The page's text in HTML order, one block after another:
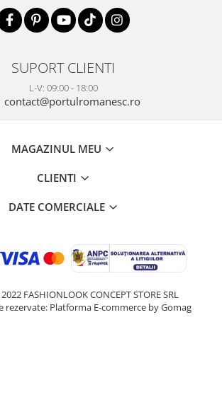
SUPORT CLIENTI
L-V: 09:00 - 18:00
contact@portulromanesc.ro
MAGAZINUL MEU
CLIENTI
DATE COMERCIALE
FASHIONLOOK CONCEPT STORE SRL
rezervate: Platforma E-commerce by Gomag